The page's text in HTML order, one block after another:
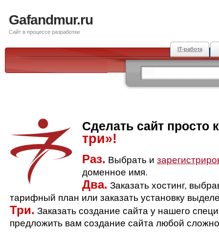
Gafandmur.ru
Сайт в процессе разработки
IT-работа
Сделать сайт просто
три»!
Раз. Выбрать и
доменное имя.
Два. Заказать хостинг,
тарифный план или заказать установку
Три. Заказать создание сайта у нашего
предложить вам создание сайта любой